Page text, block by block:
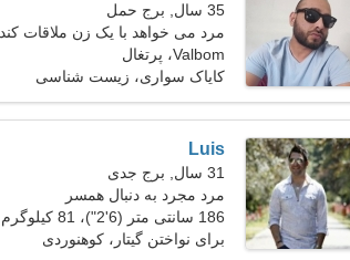
35 سال, برج حمل
مرد می خواهد با یک زن ملاقات کند 27-32
Valbom، پرتغال
کایاک سواری، زیست شناسی
Luis
31 سال, برج جدی
مرد مجرد به دنبال همسر
186 سانتی متر (6'2")، 81 کیلوگرم (178 پوند)
برای نواختن گیتار، کوهنوردی